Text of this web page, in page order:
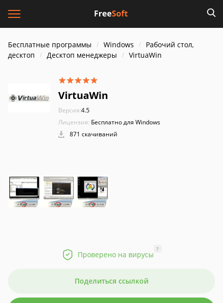
Бесплатные программы Windows
Рабочий стол,
десктоп
Десктоп менеджеры VirtuaWin
VirtuaWin
Версия:4.5
Лицензия: Бесплатно для Windows
871 скачиваний
Проверено на вирусы
?
Поделиться ссылкой